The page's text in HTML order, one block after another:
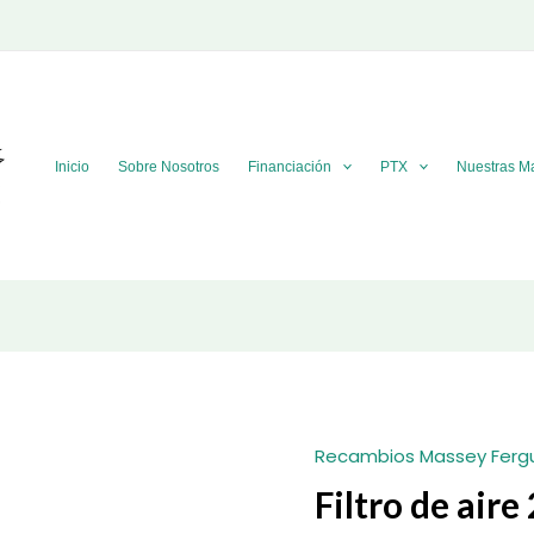
Inicio Sobre Nosotros Financiación PTX Nuestras
Recambios Massey
Filtro de aire